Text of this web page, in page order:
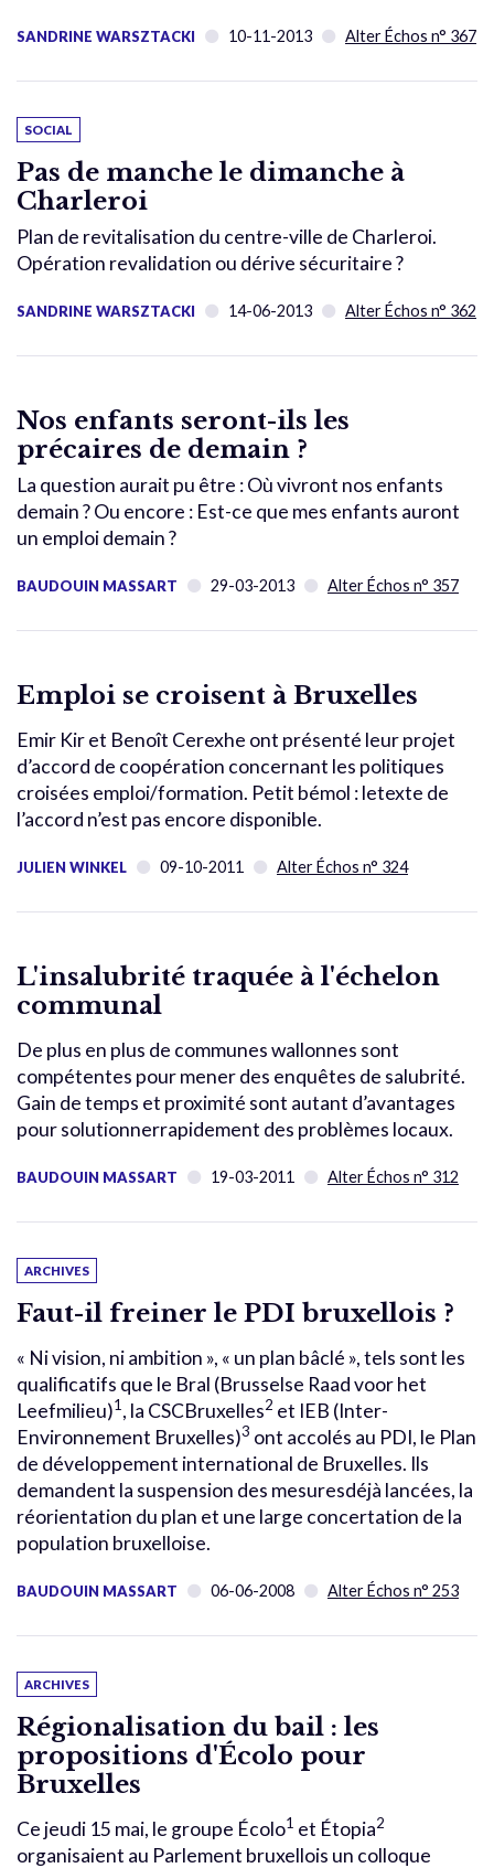
SANDRINE WARSZTACKI 10-11-2013 Alter Échos n° 367
SOCIAL
Pas de manche le dimanche à
Charleroi
Plan de revitalisation du centre-ville de Charleroi.
Opération revalidation ou dérive sécuritaire ?
SANDRINE WARSZTACKI 14-06-2013 Alter Échos n° 362
Nos enfants seront-ils les
précaires de demain ?
La question aurait pu être : Où vivront nos enfants
demain ? Ou encore : Est-ce que mes enfants auront
un emploi demain ?
BAUDOUIN MASSART 29-03-2013 Alter Échos n° 357
Emploi se croisent à Bruxelles
Emir Kir et Benoît Cerexhe ont présenté leur projet
d’accord de coopération concernant les politiques
croisées emploi/formation. Petit bémol : letexte de
l’accord n’est pas encore disponible.
JULIEN WINKEL 09-10-2011 Alter Échos n° 324
L'insalubrité traquée à l'échelon
communal
De plus en plus de communes wallonnes sont
compétentes pour mener des enquêtes de salubrité.
Gain de temps et proximité sont autant d’avantages
pour solutionnerrapidement des problèmes locaux.
BAUDOUIN MASSART 19-03-2011 Alter Échos n° 312
ARCHIVES
Faut-il freiner le PDI bruxellois ?
« Ni vision, ni ambition », « un plan bâclé », tels sont les
qualificatifs que le Bral (Brusselse Raad voor het
Leefmilieu)1 , la CSCBruxelles2 et IEB (Inter-
Environnement Bruxelles)3 ont accolés au PDI, le Plan
de développement international de Bruxelles. Ils
demandent la suspension des mesuresdéjà lancées, la
réorientation du plan et une large concertation de la
population bruxelloise.
BAUDOUIN MASSART 06-06-2008 Alter Échos n° 253
ARCHIVES
Régionalisation du bail : les
propositions d'Écolo pour
Bruxelles
Ce jeudi 15 mai, le groupe Écolo1 et Étopia2
organisaient au Parlement bruxellois un colloque